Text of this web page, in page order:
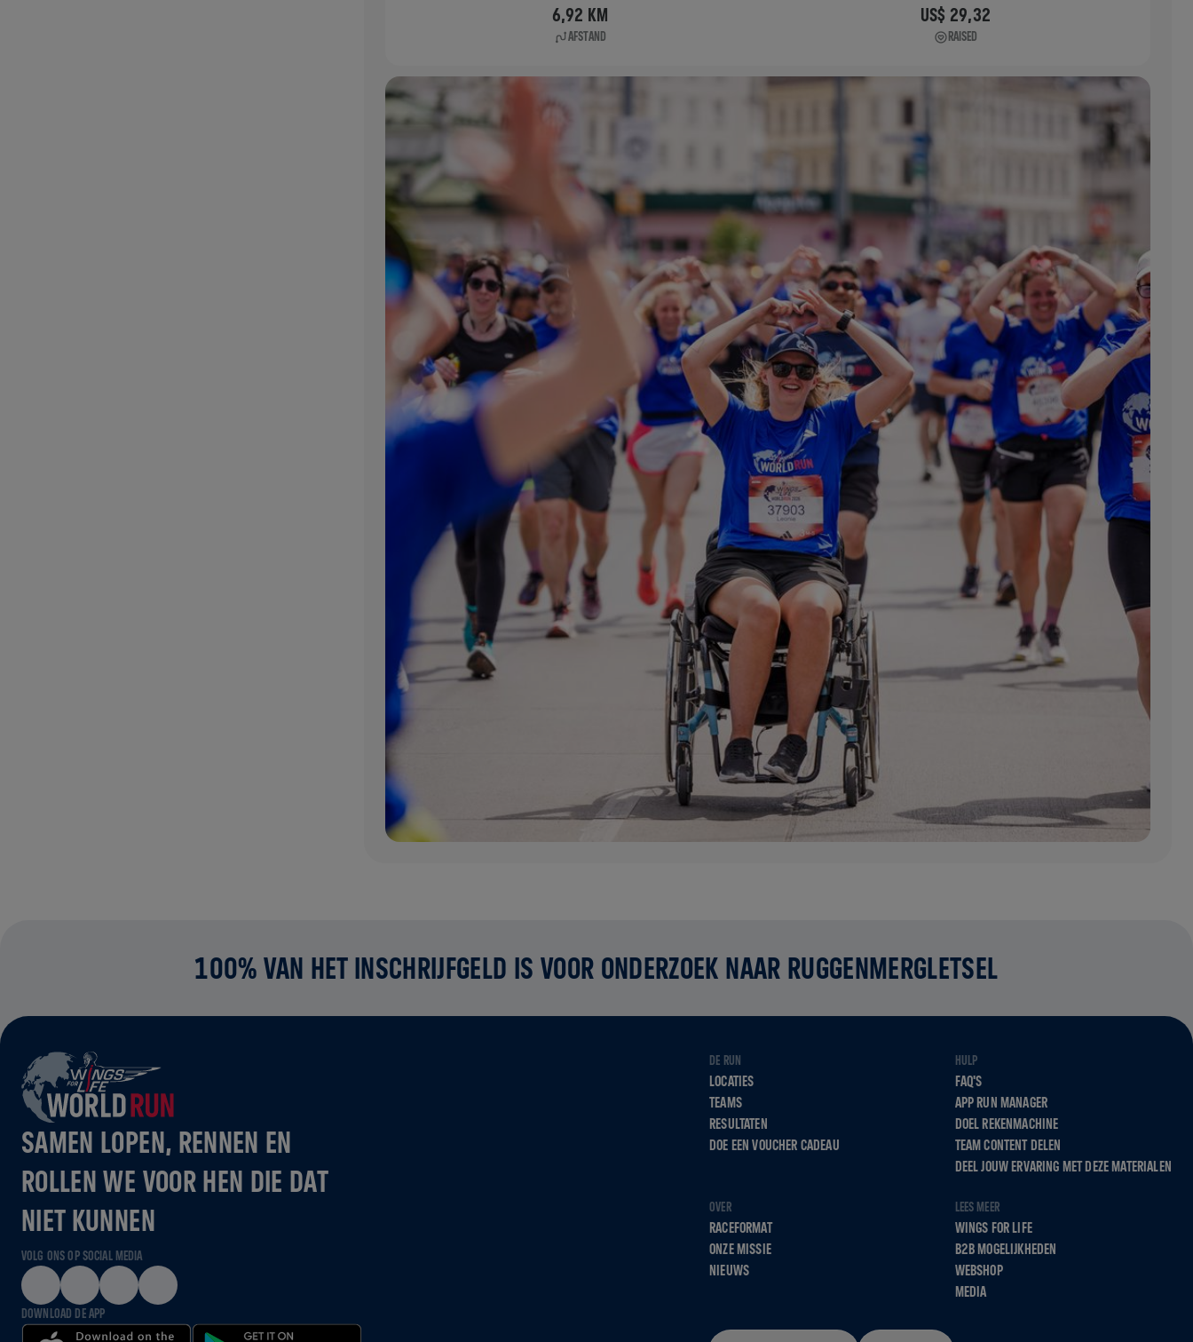
6,92 KM
AFSTAND
US$ 29,32
RAISED
100% VAN HET INSCHRIJFGELD IS VOOR ONDERZOEK NAAR RUGGENMERGLETSEL
SAMEN LOPEN, RENNEN EN
ROLLEN WE VOOR HEN DIE DAT
NIET KUNNEN
VOLG ONS OP SOCIAL MEDIA
DOWNLOAD DE APP
DE RUN
LOCATIES
TEAMS
RESULTATEN
DOE EEN VOUCHER CADEAU
HULP
FAQ'S
APP RUN MANAGER
DOEL REKENMACHINE
TEAM CONTENT DELEN
DEEL JOUW ERVARING MET DEZE MATERIALEN
OVER
RACEFORMAT
ONZE MISSIE
NIEUWS
LEES MEER
WINGS FOR LIFE
B2B MOGELIJKHEDEN
WEBSHOP
MEDIA